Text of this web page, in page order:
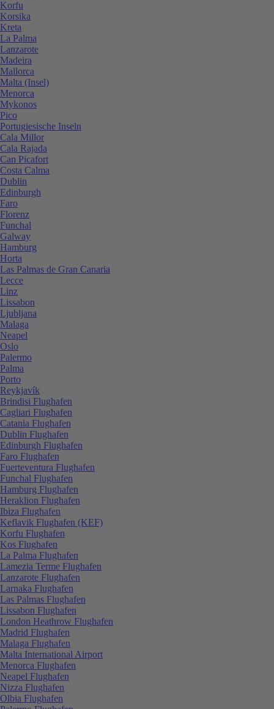
Korfu
Korsika
Kreta
La Palma
Lanzarote
Madeira
Mallorca
Malta (Insel)
Menorca
Mykonos
Pico
Portugiesische Inseln
Cala Millor
Cala Rajada
Can Picafort
Costa Calma
Dublin
Edinburgh
Faro
Florenz
Funchal
Galway
Hamburg
Horta
Las Palmas de Gran Canaria
Lecce
Linz
Lissabon
Ljubljana
Malaga
Neapel
Oslo
Palermo
Palma
Porto
Reykjavík
Brindisi Flughafen
Cagliari Flughafen
Catania Flughafen
Dublin Flughafen
Edinburgh Flughafen
Faro Flughafen
Fuerteventura Flughafen
Funchal Flughafen
Hamburg Flughafen
Heraklion Flughafen
Ibiza Flughafen
Keflavik Flughafen (KEF)
Korfu Flughafen
Kos Flughafen
La Palma Flughafen
Lamezia Terme Flughafen
Lanzarote Flughafen
Larnaka Flughafen
Las Palmas Flughafen
Lissabon Flughafen
London Heathrow Flughafen
Madrid Flughafen
Malaga Flughafen
Malta International Airport
Menorca Flughafen
Neapel Flughafen
Nizza Flughafen
Olbia Flughafen